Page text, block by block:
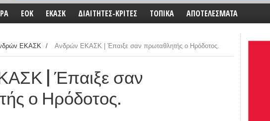
ΕΟΚ ΕΚΑΣΚ ΔΙΑΙΤΗΤΕΣ-ΚΡΙΤΕΣ ΤΟΠΙΚΑ ΑΠΟΤΕΛΕΣΜΑΤΑ
ΕΚΑΣΚ / Ανδρών ΕΚΑΣΚ | Έπαιξε σαν πρωταθλητής ο Ηρόδοτος.
| Έπαιξε σαν
ο Ηρόδοτος.